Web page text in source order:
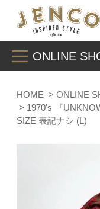
ONLINE
HOME >ONLINE
> 1970's 『
SIZE 表記ナシ (L)